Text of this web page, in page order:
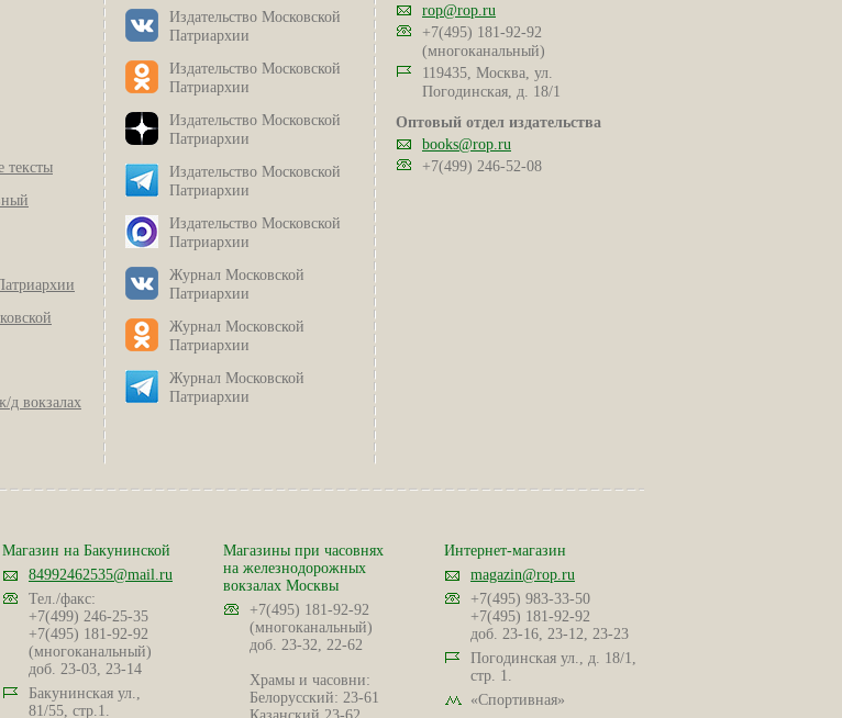
тексты
д вокзалах
Издательство Московской
Патриархии
Издательство Московской
Патриархии
Издательство Московской
Патриархии
Издательство Московской
Патриархии
Издательство Московской
Патриархии
Журнал Московской
Патриархии
Журнал Московской
Патриархии
Журнал Московской
Патриархии
rop@rop.ru
+7(495) 181-92-92
(многоканальный)
119435, Москва, ул.
Погодинская, д. 18/1
Оптовый отдел издательства
books@rop.ru
+7(499) 246-52-08
Магазин на Бакунинской
84992462535@mail.ru
Тел./факс:
+7(499) 246-25-35
+7(495) 181-92-92
(многоканальный)
доб. 23-03, 23-14
Бакунинская ул.,
81/55, стр.1.
Магазины при часовнях
на железнодорожных
вокзалах Москвы
+7(495) 181-92-92
(многоканальный)
доб. 23-32, 22-62
Храмы и часовни:
Белорусский: 23-61
Интернет-магазин
magazin@rop.ru
+7(495) 983-33-50
+7(495) 181-92-92
доб. 23-16, 23-12, 23-23
Погодинская ул., д. 18/1,
стр. 1.
«Спортивная»